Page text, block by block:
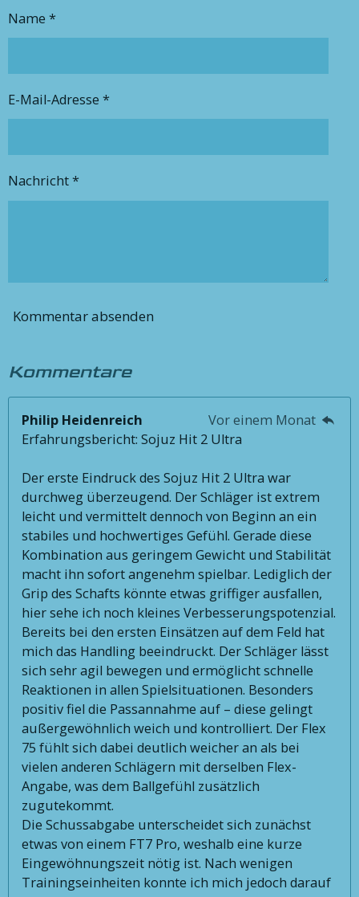
Name *
E-Mail-Adresse *
Nachricht *
Kommentar absenden
Kommentare
Philip Heidenreich
Vor einem Monat
Erfahrungsbericht: Sojuz Hit 2 Ultra
Der erste Eindruck des Sojuz Hit 2 Ultra war
durchweg überzeugend. Der Schläger ist extrem
leicht und vermittelt dennoch von Beginn an ein
stabiles und hochwertiges Gefühl. Gerade diese
Kombination aus geringem Gewicht und Stabilität
macht ihn sofort angenehm spielbar. Lediglich der
Grip des Schafts könnte etwas griffiger ausfallen,
hier sehe ich noch kleines Verbesserungspotenzial.
Bereits bei den ersten Einsätzen auf dem Feld hat
mich das Handling beeindruckt. Der Schläger lässt
sich sehr agil bewegen und ermöglicht schnelle
Reaktionen in allen Spielsituationen. Besonders
positiv fiel die Passannahme auf – diese gelingt
außergewöhnlich weich und kontrolliert. Der Flex
75 fühlt sich dabei deutlich weicher an als bei
vielen anderen Schlägern mit derselben Flex-
Angabe, was dem Ballgefühl zusätzlich
zugutekommt.
Die Schussabgabe unterscheidet sich zunächst
etwas von einem FT7 Pro, weshalb eine kurze
Eingewöhnungszeit nötig ist. Nach wenigen
Trainingseinheiten konnte ich mich jedoch darauf